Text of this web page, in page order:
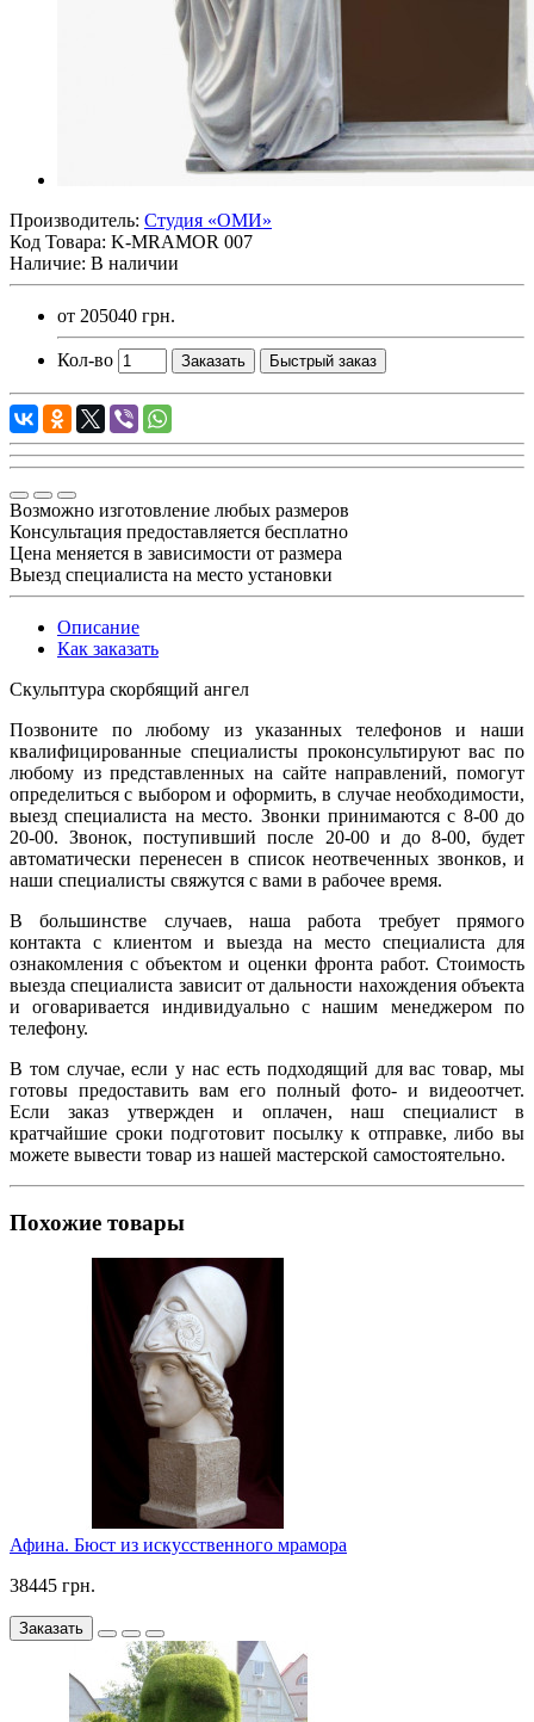
Производитель: Студия «ОМИ»
Код Товара: K-MRAMOR 007
Наличие: В наличии
от 205040 грн.
Кол-во Заказать Быстрый заказ
Возможно изготовление любых размеров
Консультация предоставляется бесплатно
Цена меняется в зависимости от размера
Выезд специалиста на место установки
Описание
Как заказать
Скульптура скорбящий ангел
Позвоните по любому из указанных телефонов и наши
квалифицированные специалисты проконсультируют вас по
любому из представленных на сайте направлений, помогут
определиться с выбором и оформить, в случае необходимости,
выезд специалиста на место. Звонки принимаются с 8-00 до
20-00. Звонок, поступивший после 20-00 и до 8-00, будет
автоматически перенесен в список неотвеченных звонков, и
наши специалисты свяжутся с вами в рабочее время.
В большинстве случаев, наша работа требует прямого
контакта с клиентом и выезда на место специалиста для
ознакомления с объектом и оценки фронта работ. Стоимость
выезда специалиста зависит от дальности нахождения объекта
и оговаривается индивидуально с нашим менеджером по
телефону.
В том случае, если у нас есть подходящий для вас товар, мы
готовы предоставить вам его полный фото- и видеоотчет.
Если заказ утвержден и оплачен, наш специалист в
кратчайшие сроки подготовит посылку к отправке, либо вы
можете вывести товар из нашей мастерской самостоятельно.
Похожие товары
Афина. Бюст из искусственного мрамора
38445 грн.
Заказать